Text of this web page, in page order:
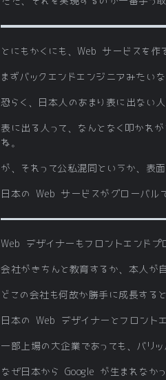
とにもかくにも、Web サービスを作
まずバックエンドエンジニアみたい
恐らく、日本人のあまり表に出ない
表に出る人って、なんとなく叩かれ
ね。
が、それって公私混同というか、表
日本の Web サービスがグローバル
Web デザイナーもフロントエンドプ
会社がきちんと教育するか、本人が
どこの会社も何故か勝手に成長する
日本の Web デザイナーとフロント
一部上場の大企業であっても、バリ
なぜ日本から Google が生まれな